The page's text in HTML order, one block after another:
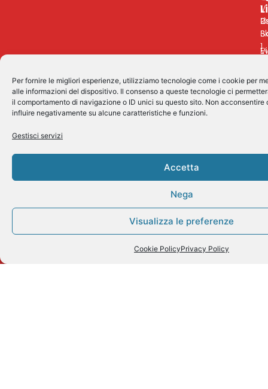
Per fornire le migliori esperienze, utilizziamo tecnologie come i cookie per
alle informazioni del dispositivo. Il consenso a queste tecnologie ci
il comportamento di navigazione o ID unici su questo sito. Non acconsentire
influire negativamente su alcune caratteristiche e funzioni.
Gestisci servizi
Accetta
Nega
Visualizza le preferenze
Cookie PolicyPrivacy Policy
It's a fun place!
1